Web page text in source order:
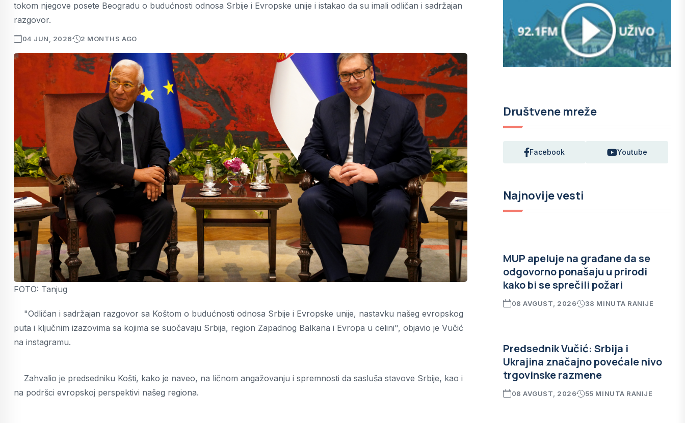
tokom njegove posete Beogradu o budućnosti odnosa Srbije i Evropske unije i istakao da su imali odličan i sadržajan
razgovor.
04 JUN, 2026 2 MONTHS AGO
FOTO: Tanjug
"Odličan i sadržajan razgovor sa Koštom o budućnosti odnosa Srbije i Evropske unije, nastavku našeg evropskog
puta i ključnim izazovima sa kojima se suočavaju Srbija, region Zapadnog Balkana i Evropa u celini", objavio je Vučić
na instagramu.
Zahvalio je predsedniku Košti, kako je naveo, na ličnom angažovanju i spremnosti da sasluša stavove Srbije, kao i
na podršci evropskoj perspektivi našeg regiona.
Društvene mreže
Facebook Youtube
Najnovije vesti
MUP apeluje na građane da se
odgovorno ponašaju u prirodi
kako bi se sprečili požari
08 AVGUST, 2026 38 MINUTA RANIJE
Predsednik Vučić: Srbija i
Ukrajina značajno povećale nivo
trgovinske razmene
08 AVGUST, 2026 55 MINUTA RANIJE